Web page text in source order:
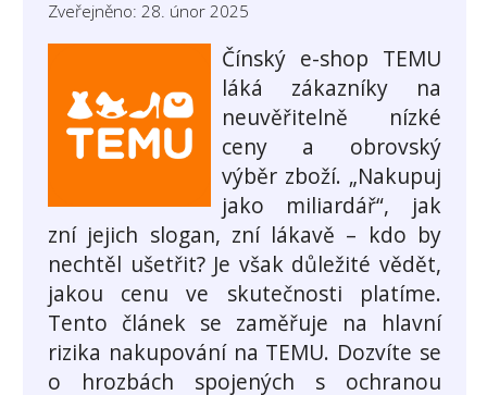
Zveřejněno: 28. únor 2025
Čínský e-shop TEMU
láká zákazníky na
neuvěřitelně nízké
ceny a obrovský
výběr zboží. „Nakupuj
jako miliardář“, jak
zní jejich slogan, zní lákavě – kdo by
nechtěl ušetřit? Je však důležité vědět,
jakou cenu ve skutečnosti platíme.
Tento článek se zaměřuje na hlavní
rizika nakupování na TEMU. Dozvíte se
o hrozbách spojených s ochranou